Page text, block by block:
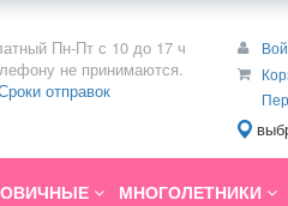
Пн-Пт с 10 до 17 ч
не принимаются.
отправок
МНОГОЛЕТНИКИ